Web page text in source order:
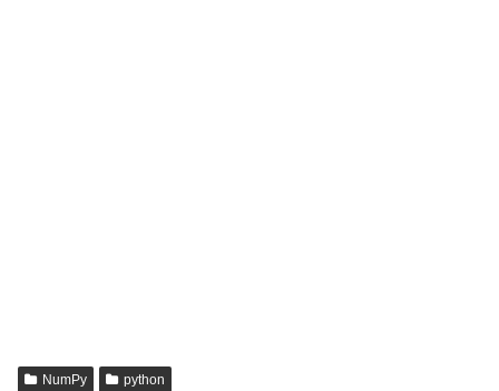
NumPy python